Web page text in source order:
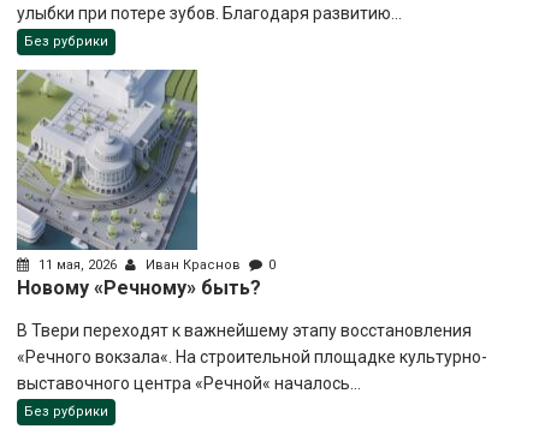
улыбки при потере зубов. Благодаря развитию...
Без рубрики
11 мая, 2026 Иван Краснов 0
Новому «Речному» быть?
В Твери переходят к важнейшему этапу восстановления
«Речного вокзала«. На строительной площадке культурно-
выставочного центра «Речной« началось...
Без рубрики